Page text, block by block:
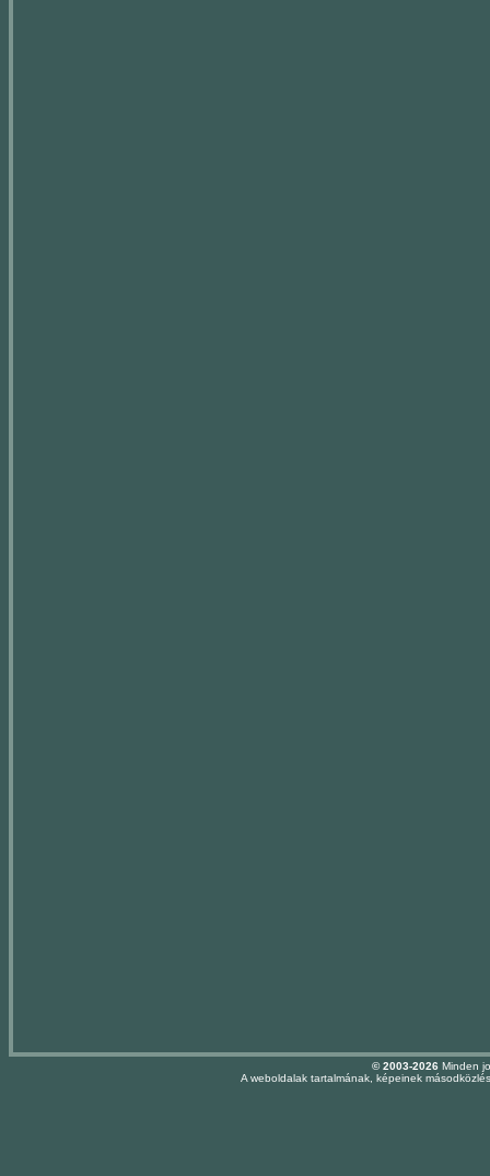
© 2003-2026Minden
A weboldalak tartalmának, képeinek